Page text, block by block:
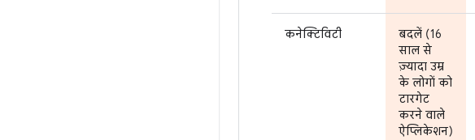
कनेक्टिविटी
बदलें (16
साल से
ज़्यादा उम्र
के लोगों को
टारगेट
करने वाले
ऐप्लिकेशन)